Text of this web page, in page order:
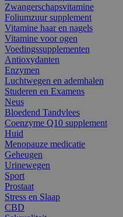
Zwangerschapsvitamine
Foliumzuur supplement
Vitamine haar en nagels
Vitamine voor ogen
Voedingssupplementen
Antioxydanten
Enzymen
Luchtwegen en ademhalen
Studeren en Examens
Neus
Bloedend Tandvlees
Coenzyme Q10 supplement
Huid
Menopauze medicatie
Geheugen
Urinewegen
Sport
Prostaat
Stress en Slaap
CBD